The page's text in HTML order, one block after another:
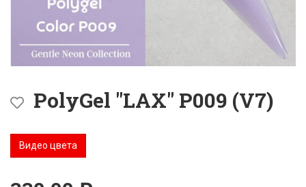
PolyGel "LAX" P009 (V7)
Видео цвета